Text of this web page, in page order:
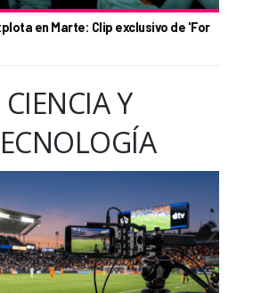
en Marte: Clip exclusivo de 'For
CIENCIA Y